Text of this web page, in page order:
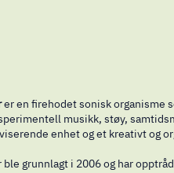
er en firehodet sonisk organisme
musikk, støy,
enhet og et kreativt og
ble grunnlagt i 2006 og har